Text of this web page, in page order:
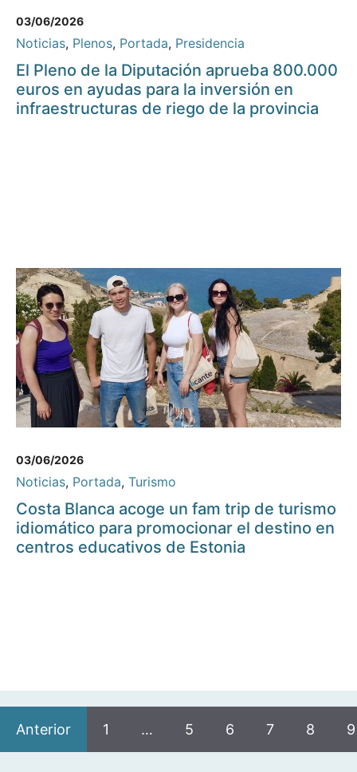
03/06/2026
Noticias, Plenos, Portada, Presidencia
El Pleno de la Diputación aprueba 800.000
euros en ayudas para la inversión en
infraestructuras de riego de la provincia
03/06/2026
Noticias, Portada, Turismo
Costa Blanca acoge un fam trip de turismo
idiomático para promocionar el destino en
centros educativos de Estonia
Anterior 1 … 5 6 7 8 9